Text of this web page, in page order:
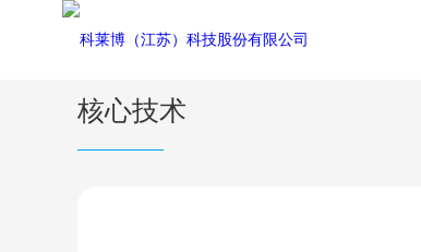
创新研发
核心技术